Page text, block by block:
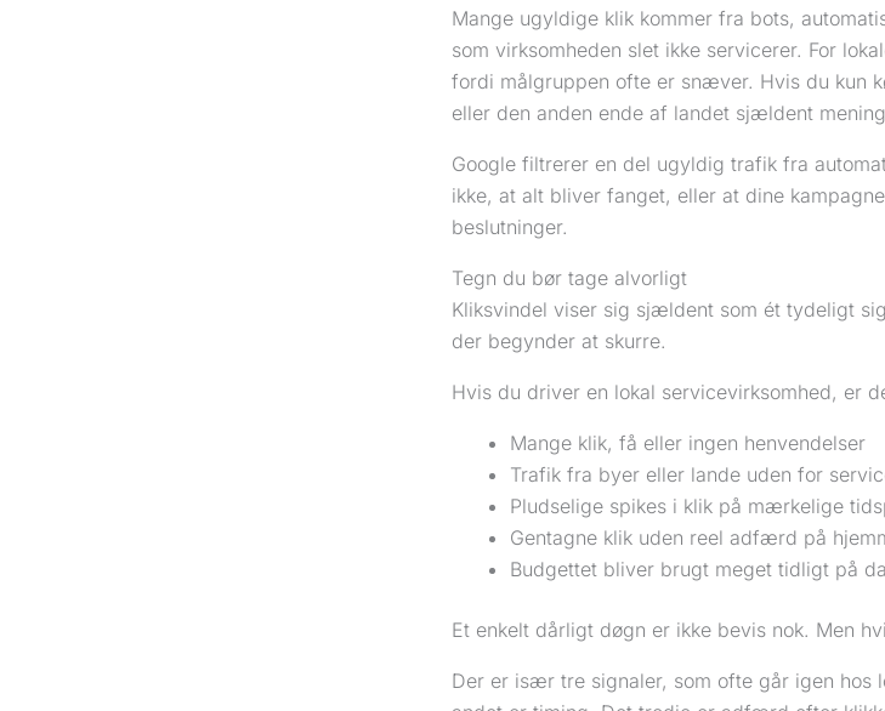
Mange ugyldige klik kommer fra bots,
som virksomheden slet ikke servicerer. For
fordi målgruppen ofte er snæver. Hvis du kun
eller den anden ende af landet sjældent
Google filtrerer en del ugyldig trafik fra
ikke, at alt bliver fanget, eller at dine
beslutninger.
Tegn du bør tage alvorligt
Kliksvindel viser sig sjældent som ét tydeligt
der begynder at skurre.
Hvis du driver en lokal servicevirksomhed, er
Mange klik, få eller ingen henvendelser
Trafik fra byer eller lande uden for
Pludselige spikes i klik på mærkelige
Gentagne klik uden reel adfærd på
Budgettet bliver brugt meget tidligt på
Et enkelt dårligt døgn er ikke bevis nok. Men
Der er især tre signaler, som ofte går igen hos